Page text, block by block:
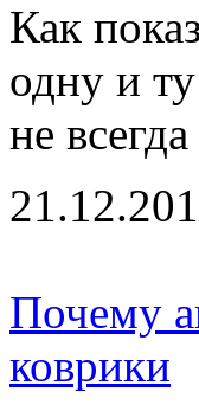
Как
одну и
не
Почему
коврики